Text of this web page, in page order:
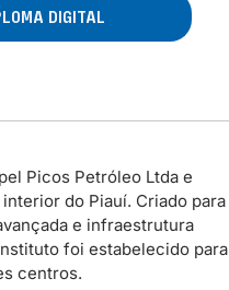
DIGITAL
Picos Petróleo Ltda e
do Piauí. Criado para
e infraestrutura
foi estabelecido para
centros.